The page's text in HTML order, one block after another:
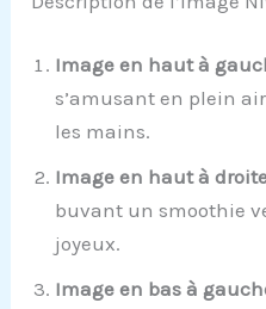
Image en haut à
s’amusant en plein
les mains.
Image en haut à
buvant un smoothie
joyeux.
Image en bas à